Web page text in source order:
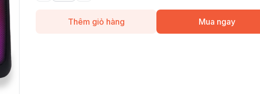
Thêm giỏ hàng Mua ngay